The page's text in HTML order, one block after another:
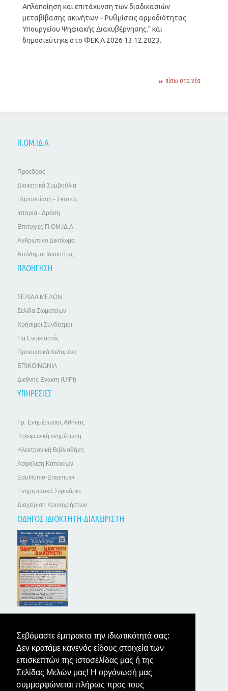
Σεβόμαστε έμπρακτα την ιδιωτικότητά σας:
Δεν κρατάμε κανενός είδους στοιχεία των
επισκεπτών της ιστοσελίδας μας ή της
Σελίδας Μελών μας! Η οργάνωσή μας
συμμορφώνεται πλήρως προς τους
Απλοποίηση και επιτάχυνση των διαδικασιών
μεταβίβασης ακινήτων – Ρυθμίσεις αρμοδιότητας
Υπουργείου Ψηφιακής Διακυβέρνησης." και
δημοσιεύτηκε στο ΦΕΚ Α 2026 13.12.2023.
πίσω στα νέα
Π.ΟΜ.ΙΔ.Α.
Πρόεδρος
Διοικητικά Συμβούλια
Παρουσίαση - Σκοπός
Ιστορία - Δράση
Επιτυχίες Π.ΟΜ.ΙΔ.Α.
Ανθρώπινο Δικαίωμα
Απόδημοι Ιδιοκτήτες
ΠΛΟΗΓΗΣΗ
ΣΕΛΙΔΑ ΜΕΛΩΝ
Σελίδα Σωματείων
Χρήσιμοι Σύνδεσμοι
Για Ενοικιαστές
Προσωπικά Δεδομένα
ΕΠΙΚΟΙΝΩΝΙΑ
Διεθνής Ενωση (UIPI)
ΥΠΗΡΕΣΙΕΣ
Γρ. Ενημέρωσης Αθήνας
Τηλεφωνική ενημέρωση
Ηλεκτρονική Βιβλιοθήκη
Ασφάλιση Κατοικιών
EduHome-Erasmus+
Ενημερωτικά Σεμινάρια
Διαχείριση Κοινοχρήστων
ΟΔΗΓΟΣ ΙΔΙΟΚΤΗΤΗ-ΔΙΑΧΕΙΡΙΣΤΗ
ΤΑ ΝΕΑ ΤΩΝ ΙΔΙΟΚΤΗΤΩΝ